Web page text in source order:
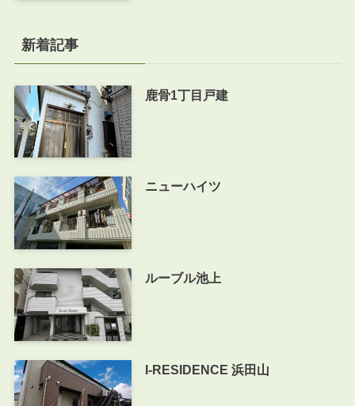
新着記事
鹿骨1丁目戸建
ニューハイツ
ルーブル池上
I-RESIDENCE 浜田山